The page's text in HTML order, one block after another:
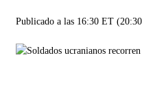
Publicado a las 16:30 ET